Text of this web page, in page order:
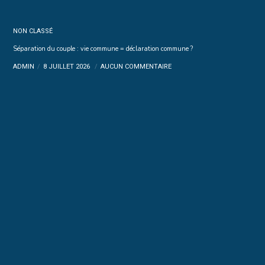
NON CLASSÉ
Séparation du couple : vie commune = déclaration commune ?
ADMIN 8 JUILLET 2026 AUCUN COMMENTAIRE